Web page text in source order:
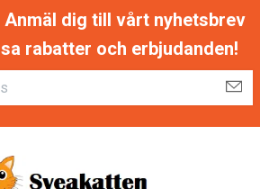
Anmäl dig till vårt nyhetsbrev
rabatter och erbjudanden!